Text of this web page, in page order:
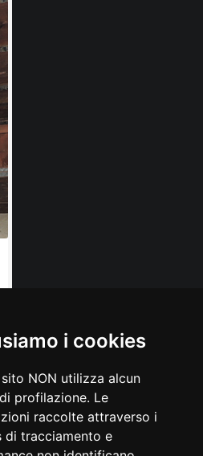
i cookies
NON utilizza alcun
profilazione. Le
raccolte attraverso i
di tracciamento e